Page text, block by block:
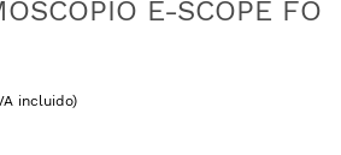
E-SCOPE FO
incluido)